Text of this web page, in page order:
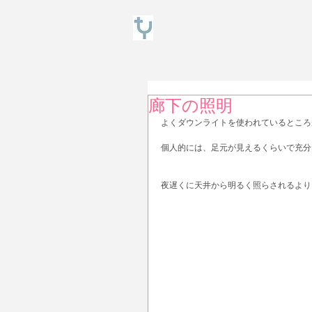
廊下の照明
よくダウンライトを使われているとこ
個人的には、足元が見えるくらいで充
夜遅くに天井から明るく照らされるよ